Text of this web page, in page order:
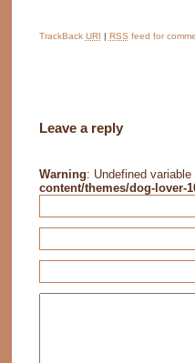
TrackBack URI | RSS feed for
Leave a reply
Warning: Undefined
content/themes/dog-lover-